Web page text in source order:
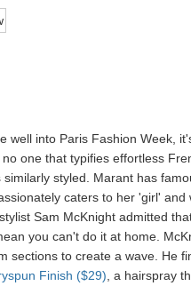
well into Paris Fashion Week,
one that typifies effortless
similarly styled. Marant has
caters to her 'girl'
Sam McKnight admitted
you can't do it at home.
sections to create a wave. He
Finish ($29) , a hairspray